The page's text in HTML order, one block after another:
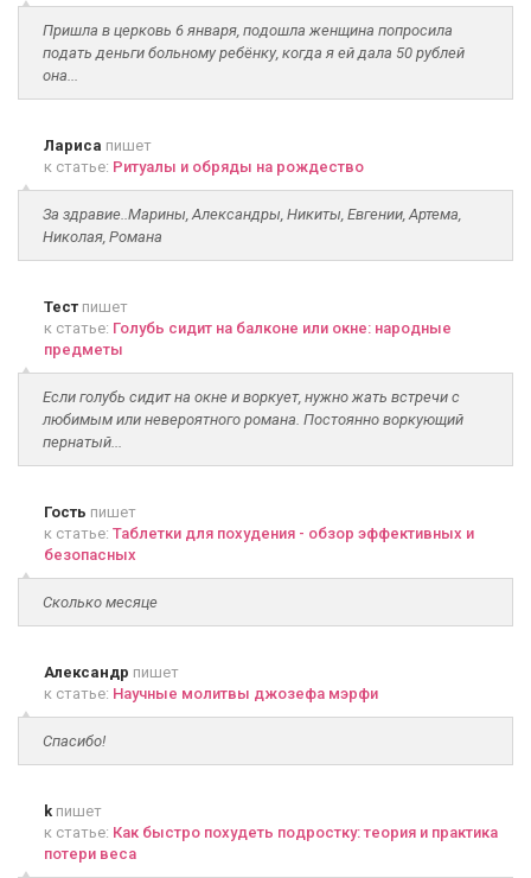
Пришла в церковь 6 января, подошла женщина попросила
подать деньги больному ребёнку, когда я ей дала 50 рублей
она...
Лариса пишет
к статье: Ритуалы и обряды на рождество
За здравие..Марины, Александры, Никиты, Евгении, Артема,
Николая, Романа
Тест пишет
к статье: Голубь сидит на балконе или окне: народные
предметы
Если голубь сидит на окне и воркует, нужно жать встречи с
любимым или невероятного романа. Постоянно воркующий
пернатый...
Гость пишет
к статье: Таблетки для похудения - обзор эффективных и
безопасных
Сколько месяце
Александр пишет
к статье: Научные молитвы джозефа мэрфи
Спасибо!
k пишет
к статье: Как быстро похудеть подростку: теория и практика
потери веса